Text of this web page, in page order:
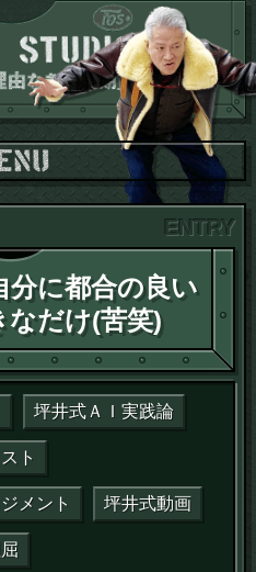
分に都合の良い
なだけ(苦笑)
坪井式ＡＩ実践論
ト
メント 坪井式動画